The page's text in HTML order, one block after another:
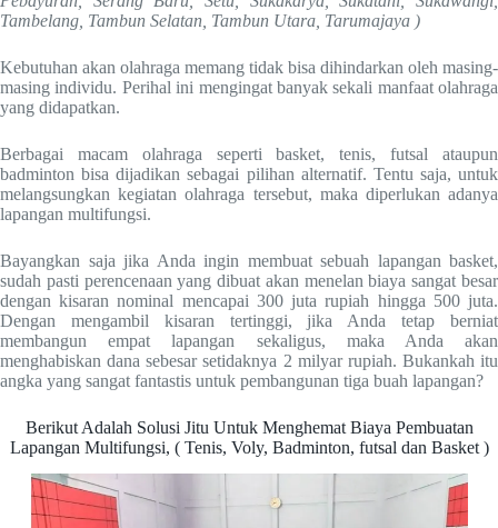
Tambelang, Tambun Selatan, Tambun Utara, Tarumajaya )
Kebutuhan akan olahraga memang tidak bisa dihindarkan oleh masing-
masing individu. Perihal ini mengingat banyak sekali manfaat olahraga
yang didapatkan.
Berbagai macam olahraga seperti basket, tenis, futsal ataupun
badminton bisa dijadikan sebagai pilihan alternatif. Tentu saja, untuk
melangsungkan kegiatan olahraga tersebut, maka diperlukan adanya
lapangan multifungsi.
Bayangkan saja jika Anda ingin membuat sebuah lapangan basket,
sudah pasti perencenaan yang dibuat akan menelan biaya sangat besar
dengan kisaran nominal mencapai 300 juta rupiah hingga 500 juta.
Dengan mengambil kisaran tertinggi, jika Anda tetap berniat
membangun empat lapangan sekaligus, maka Anda akan
menghabiskan dana sebesar setidaknya 2 milyar rupiah. Bukankah itu
angka yang sangat fantastis untuk pembangunan tiga buah lapangan?
Berikut Adalah Solusi Jitu Untuk Menghemat Biaya Pembuatan
Lapangan Multifungsi, ( Tenis, Voly, Badminton, futsal dan Basket )